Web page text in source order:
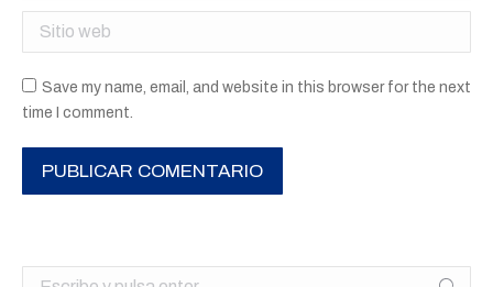
Sitio web
Save my name, email, and website in this browser for the next
time I comment.
PUBLICAR COMENTARIO
Buscar: